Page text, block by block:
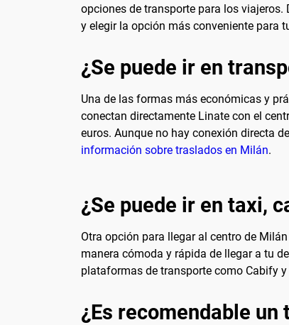
opciones de transporte para los
y elegir la opción más conveniente para
¿Se puede ir en
Una de las formas más económicas y
conectan directamente Linate con el
euros. Aunque no hay conexión directa
información sobre traslados en Milán.
¿Se puede ir en taxi,
Otra opción para llegar al centro de
manera cómoda y rápida de llegar a tu
plataformas de transporte como Cabify
¿Es recomendable